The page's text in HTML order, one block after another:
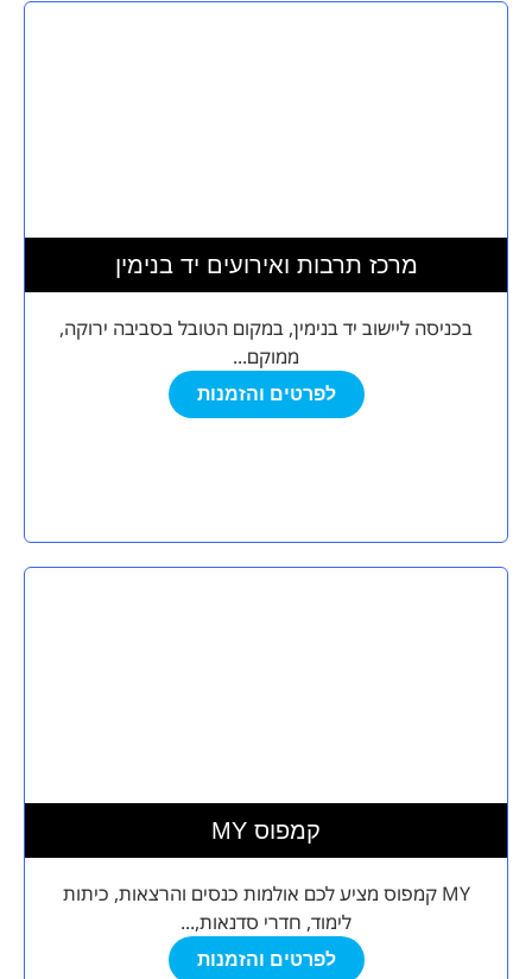
מרכז תרבות ואירועים יד בנימין
בכניסה ליישוב יד בנימין, במקום הטובל בסביבה ירוקה,
ממוקם...
לפרטים והזמנות
MY קמפוס
MY קמפוס מציע לכם אולמות כנסים והרצאות, כיתות
לימוד, חדרי סדנאות,...
לפרטים והזמנות